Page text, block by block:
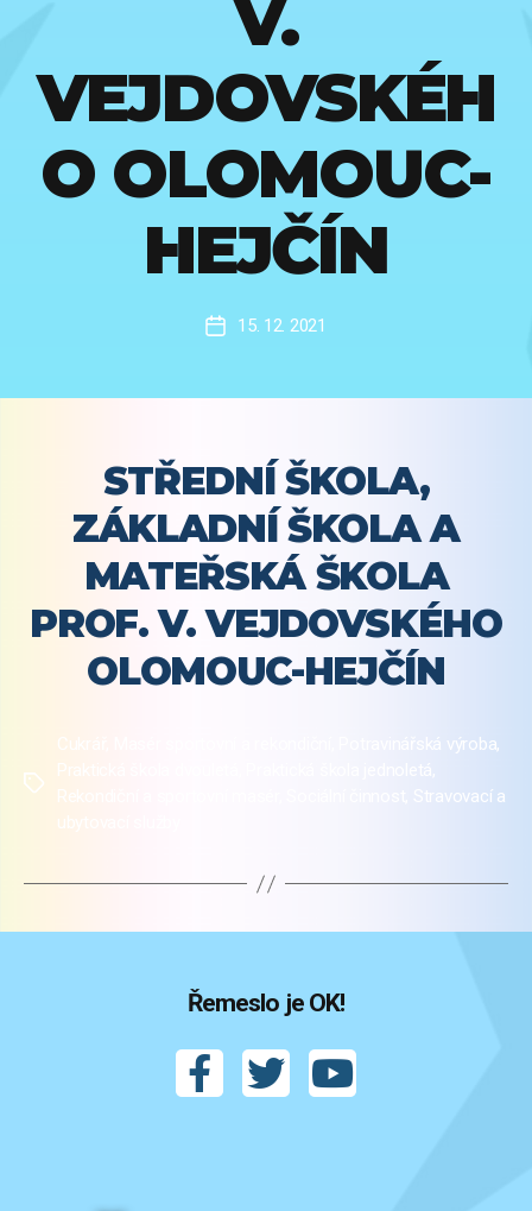
V.
VEJDOVSKÉH
O OLOMOUC-
HEJČÍN
Datum15. 12. 2021
STŘEDNÍ ŠKOLA,
ZÁKLADNÍ ŠKOLA A
MATEŘSKÁ ŠKOLA
PROF. V. VEJDOVSKÉHO
OLOMOUC-HEJČÍN
Štítky
Cukrář Potravinářská výroba,
Praktická škola dvouletá
,
Rekondiční a sportovní masér
Stravovací a
ubytovací služby
Řemeslo je OK!